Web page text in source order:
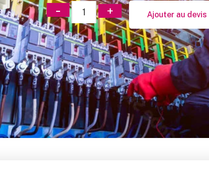
Ajouter au devis